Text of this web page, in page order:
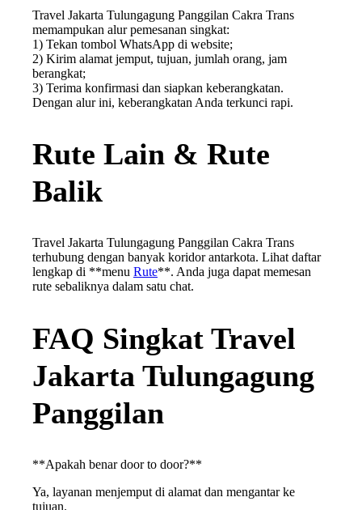
Travel Jakarta Tulungagung Panggilan Cakra Trans
memampukan alur pemesanan singkat:
1) Tekan tombol WhatsApp di website;
2) Kirim alamat jemput, tujuan, jumlah orang, jam
berangkat;
3) Terima konfirmasi dan siapkan keberangkatan.
Dengan alur ini, keberangkatan Anda terkunci rapi.
Rute Lain & Rute
Balik
Travel Jakarta Tulungagung Panggilan Cakra Trans
terhubung dengan banyak koridor antarkota. Lihat daftar
lengkap di **menu Rute**. Anda juga dapat memesan
rute sebaliknya dalam satu chat.
FAQ Singkat Travel
Jakarta Tulungagung
Panggilan
**Apakah benar door to door?**
Ya, layanan menjemput di alamat dan mengantar ke
tujuan.